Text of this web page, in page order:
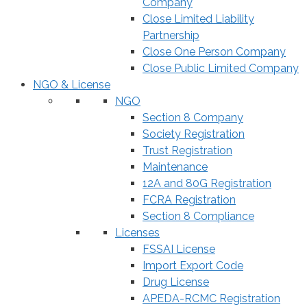
Close Limited Liability
Partnership
Close One Person Company
Close Public Limited Company
NGO & License
NGO
Section 8 Company
Society Registration
Trust Registration
Maintenance
12A and 80G Registration
FCRA Registration
Section 8 Compliance
Licenses
FSSAI License
Import Export Code
Drug License
APEDA-RCMC Registration